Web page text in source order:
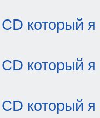
который я
который я
который я